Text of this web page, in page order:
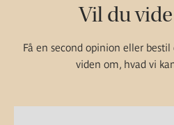
Vil du
Få en second opinion eller
viden om, hvad vi